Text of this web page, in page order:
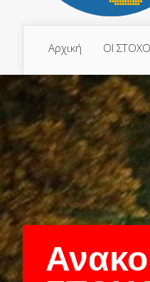
Αρχική ΟΙ